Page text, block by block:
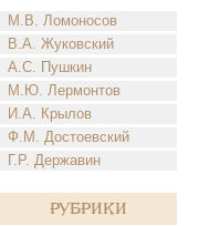
М.В. Ломоносов
В.А. Жуковский
А.С. Пушкин
М.Ю. Лермонтов
И.А. Крылов
Ф.М. Достоевский
Г.Р. Державин
Рубрики